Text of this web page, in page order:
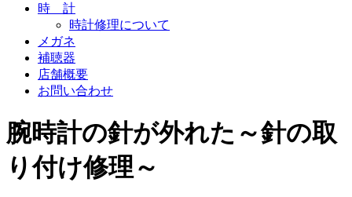
時 計
時計修理について
メガネ
補聴器
店舗概要
お問い合わせ
腕時計の針が外れた～針の取
り付け修理～